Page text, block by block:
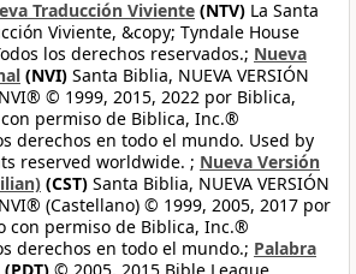
Traducción Viviente (NTV) La Santa
Viviente, &copy; Tyndale House
los derechos reservados.; Nueva
(NVI) Santa Biblia, NUEVA VERSIÓN
© 1999, 2015, 2022 por Biblica,
permiso de Biblica, Inc.®
derechos en todo el mundo. Used by
reserved worldwide. ; Nueva Versión
(CST) Santa Biblia, NUEVA VERSIÓN
(Castellano) © 1999, 2005, 2017 por
con permiso de Biblica, Inc.®
derechos en todo el mundo.; Palabra